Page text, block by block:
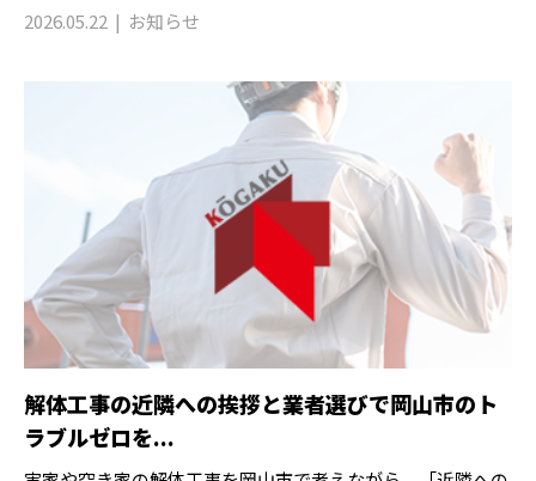
2026.05.22
お知らせ
解体工事の近隣への挨拶と業者選びで岡山市のト
ラブルゼロを...